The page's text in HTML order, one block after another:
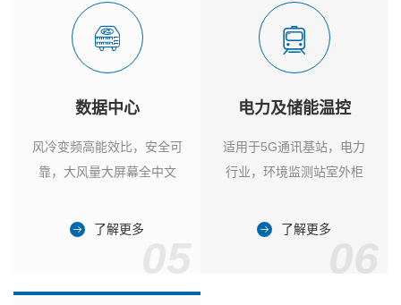
数据中心
风冷变频高能效比，安全可
靠，大风量大屏幕全中文
了解更多
电力及储能温控
适用于5G通讯基站，电力
行业，环境监测站室外柜
了解更多